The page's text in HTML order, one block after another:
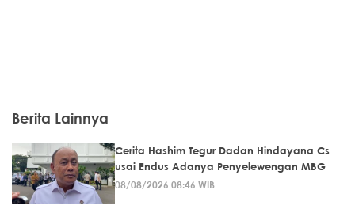
Berita Lainnya
Cerita Hashim Tegur Dadan Hindayana Cs
usai Endus Adanya Penyelewengan MBG
08/08/2026 08:46 WIB